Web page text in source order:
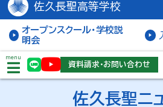
佐久長聖高等学校
オープンスクール・学校説
明会
menu
資料請求・お問い合わせ
佐久長聖ニ